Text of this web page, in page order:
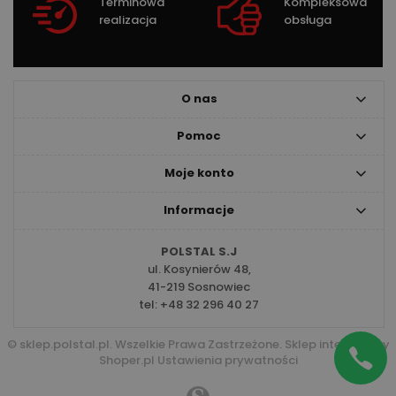
realizacja
obsługa
O nas
Pomoc
Moje konto
Informacje
POLSTAL S.J
ul. Kosynierów 48,
41-219 Sosnowiec
tel: +48 32 296 40 27
© sklep.polstal.pl. Wszelkie Prawa Zastrzeżone. Sklep internetowy
Shoper.pl Ustawienia prywatności